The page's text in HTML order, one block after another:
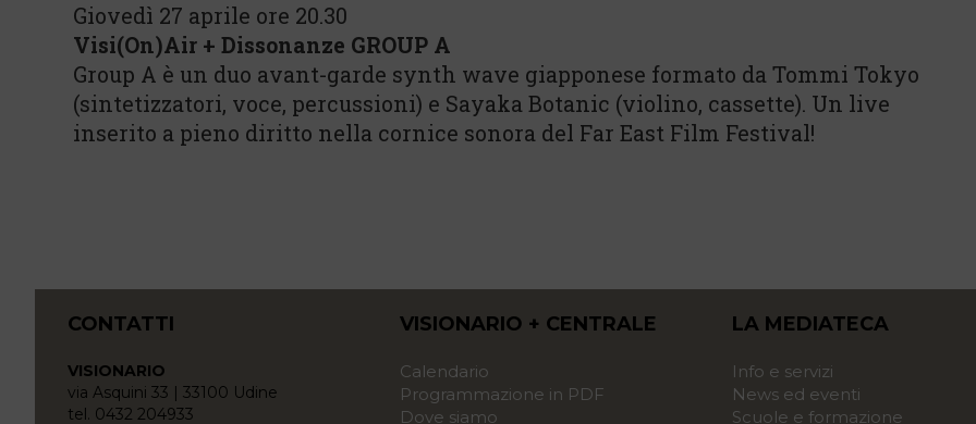
Giovedì 27 aprile ore 20.30
Visi(On)Air + Dissonanze GROUP A
Group A è un duo avant-garde synth wave giapponese formato da Tommi Tokyo
(sintetizzatori, voce, percussioni) e Sayaka Botanic (violino, cassette). Un live
inserito a pieno diritto nella cornice sonora del Far East Film Festival!
CONTATTI
VISIONARIO
via Asquini 33 | 33100 Udine
tel. 0432 204933
VISIONARIO + CENTRALE
Calendario
Programmazione in PDF
Dove siamo
LA MEDIATECA
Info e servizi
News ed eventi
Scuole e formazione